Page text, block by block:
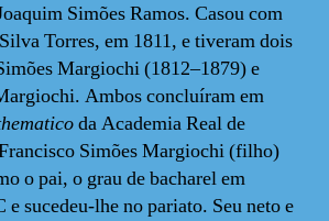
Simões Ramos. Casou com
Torres, em 1811, e tiveram dois
Margiochi (1812–1879) e
Ambos concluíram em
da Academia Real de
Simões Margiochi (filho)
o pai, o grau de bacharel em
sucedeu-lhe no pariato. Seu neto e